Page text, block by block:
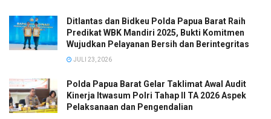
Ditlantas dan Bidkeu Polda Papua Barat Raih
Predikat WBK Mandiri 2025, Bukti Komitmen
Wujudkan Pelayanan Bersih dan Berintegritas
JULI 23, 2026
Polda Papua Barat Gelar Taklimat Awal Audit
Kinerja Itwasum Polri Tahap II TA 2026 Aspek
Pelaksanaan dan Pengendalian